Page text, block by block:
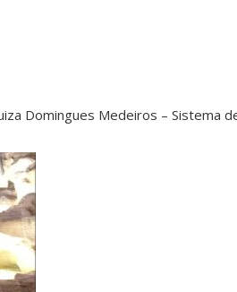
Domingues Medeiros – Sistema